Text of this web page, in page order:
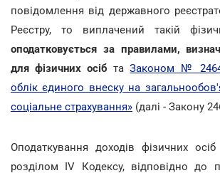
повідомлення від державного
Реєстру, то виплачений такій
оподатковується за правилами,
для фізичних осіб таЗаконом №
облік єдиного внеску на
соціальне страхування» (далі - Закону
Оподаткування доходів фізичних осіб
розділом ІV Кодексу, відповідно до